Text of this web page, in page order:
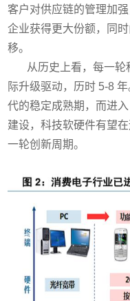
客户对供应链的管理加
企业获得更大份额，同
移。
从历史上看，每一
际升级驱动，历时 5-8
代的稳定成熟期，而进
建设，科技软硬件有望
一轮创新周期。